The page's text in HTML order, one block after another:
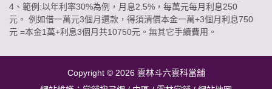
4、範例:以年利率30%為例，月息2.5%，每萬元每月利息250
元。 例如借一萬元3個月還款，得須清償本金一萬+3個月利息750
元 =本金1萬+利息3個月共10750元。無其它手續費用。
Copyright © 2026 雲林斗六雲科當舖